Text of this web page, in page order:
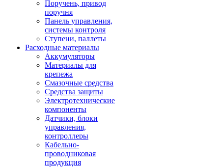
Поручень, привод
поручня
Панель управления,
системы контроля
Ступени, паллеты
Расходные материалы
Аккумуляторы
Материалы для
крепежа
Смазочные средства
Средства защиты
Электротехнические
компоненты
Датчики, блоки
управления,
контроллеры
Кабельно-
проводниковая
продукция